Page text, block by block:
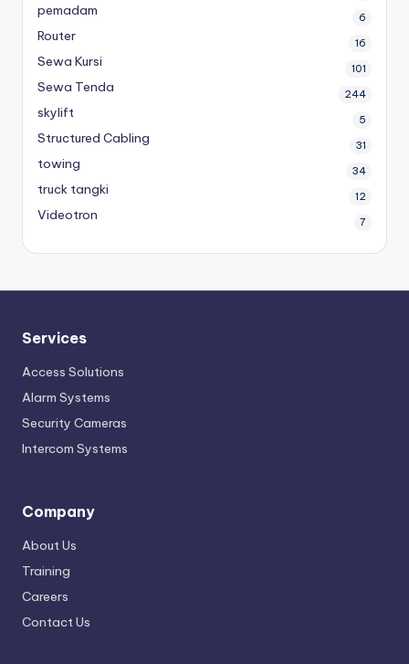
pemadam 6
Router 16
Sewa Kursi 101
Sewa Tenda 244
skylift 5
Structured Cabling 31
towing 34
truck tangki 12
Videotron 7
Services
Access Solutions
Alarm Systems
Security Cameras
Intercom Systems
Company
About Us
Training
Careers
Contact Us